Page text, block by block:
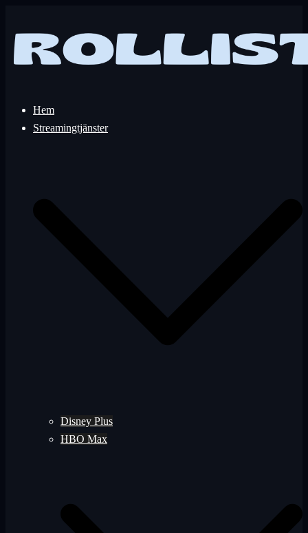
innehåll
Hem
Streamingtjänster
Disney Plus
HBO Max